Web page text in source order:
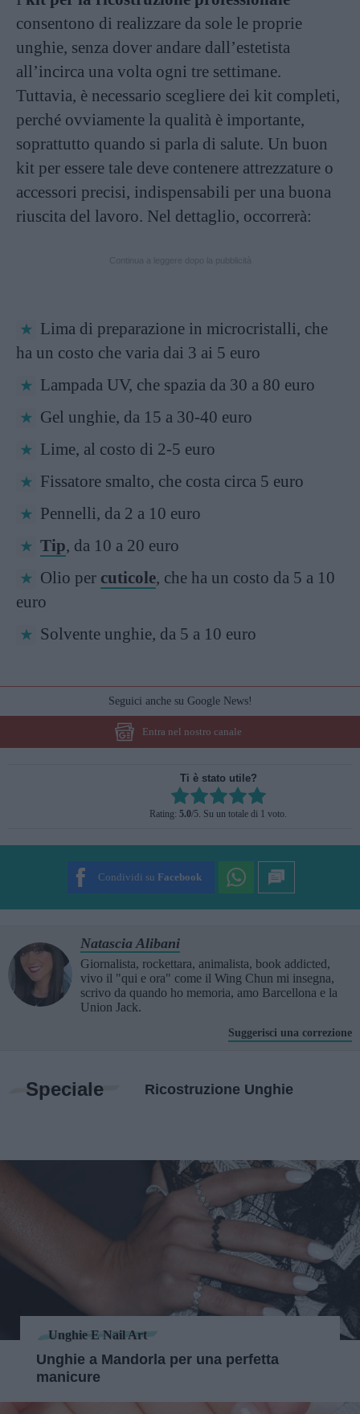
consentono di realizzare da sole le proprie
unghie, senza dover andare dall’estetista
all’incirca una volta ogni tre settimane.
Tuttavia, è necessario scegliere dei kit completi,
perché ovviamente la qualità è importante,
soprattutto quando si parla di salute. Un buon
kit per essere tale deve contenere attrezzature o
accessori precisi, indispensabili per una buona
riuscita del lavoro. Nel dettaglio, occorrerà:
Lima di preparazione in microcristalli, che
ha un costo che varia dai 3 ai 5 euro
Lampada UV, che spazia da 30 a 80 euro
Gel unghie, da 15 a 30-40 euro
Lime, al costo di 2-5 euro
Fissatore smalto, che costa circa 5 euro
Pennelli, da 2 a 10 euro
Tip, da 10 a 20 euro
Olio per cuticole, che ha un costo da 5 a 10
euro
Solvente unghie, da 5 a 10 euro
Seguici anche su Google News!
Entra nel nostro canale
Ti è stato utile?
Rate this item:
SUBMIT RATING
Rating: 5.0/5. Su un totale di 1 voto.
Condividi su Facebook
Natascia Alibani
Giornalista, rockettara, animalista, book addicted,
vivo il "qui e ora" come il Wing Chun mi insegna,
scrivo da quando ho memoria, amo Barcellona e la
Union Jack.
Suggerisci una correzione
Speciale Ricostruzione Unghie
Unghie E Nail Art
Unghie a Mandorla per una perfetta
manicure